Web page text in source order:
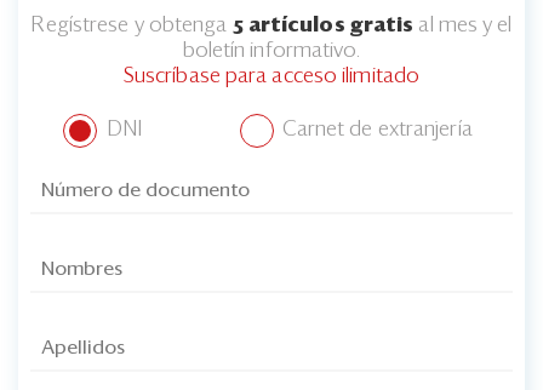
Regístrese y obtenga 5 artículos gratis al mes y el
boletín informativo.
Suscríbase para acceso ilimitado
DNI Carnet de extranjería